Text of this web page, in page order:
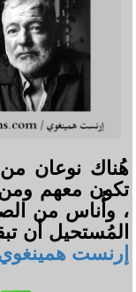
هُناك نوعان
تكون معهم
، وأُناس من
المُستحيل أن
إرنست